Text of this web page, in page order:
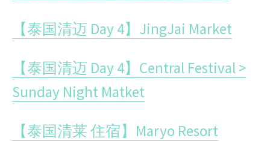
【泰国清迈 Day 4】JingJai Market
【泰国清迈 Day 4】Central Festival >
Sunday Night Matket
【泰国清莱 住宿】Maryo Resort